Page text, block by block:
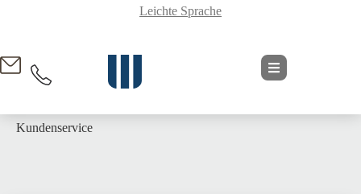
Leichte Sprache
Kundenservice